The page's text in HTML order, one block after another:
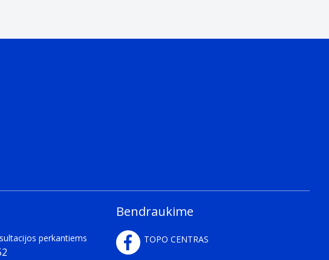
perkantiems
Bendraukime
TOPO CENTRAS